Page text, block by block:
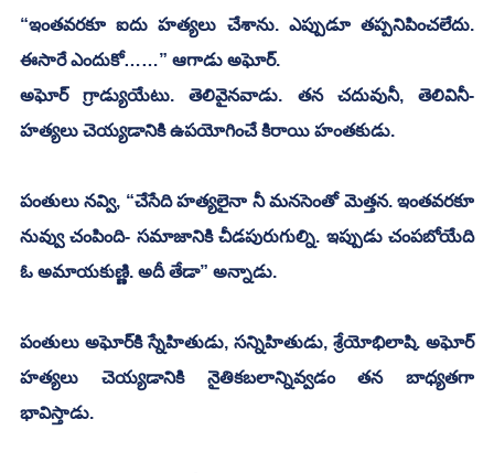
“ఇంతవరకూ ఐదు హత్యలు చేశాను. ఎప్పుడూ తప్పనిపించలేదు.
ఈసారే ఎందుకో……” ఆగాడు అఘోర్.
అఘోర్ గ్రాడ్యుయేటు. తెలివైనవాడు. తన చదువునీ, తెలివినీ-
హత్యలు చెయ్యడానికి ఉపయోగించే కిరాయి హంతకుడు.
పంతులు నవ్వి, “చేసేది హత్యలైనా నీ మనసెంతో మెత్తన. ఇంతవరకూ
నువ్వు చంపింది- సమాజానికి చీడపురుగుల్ని. ఇప్పుడు చంపబోయేది
ఓ అమాయకుణ్ణి. అదీ తేడా” అన్నాడు.
పంతులు అఘోర్‌కి స్నేహితుడు, సన్నిహితుడు, శ్రేయోభిలాషి. అఘోర్
హత్యలు చెయ్యడానికి నైతికబలాన్నివ్వడం తన బాధ్యతగా
భావిస్తాడు.